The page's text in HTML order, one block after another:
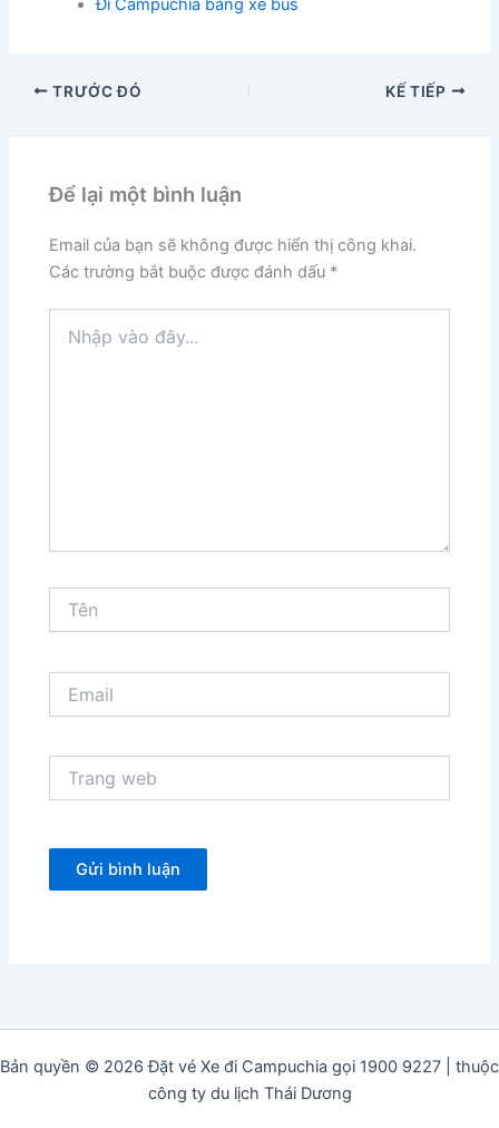
Đi Campuchia bằng xe bus
TRƯỚC ĐÓ KẾ TIẾP
Để lại một bình luận
Email của bạn sẽ không được hiển thị công khai.
Các trường bắt buộc được đánh dấu *
vào
web
Bản quyền © 2026 Đặt vé Xe đi Campuchia gọi 1900 9227 | thuộc
công ty du lịch Thái Dương